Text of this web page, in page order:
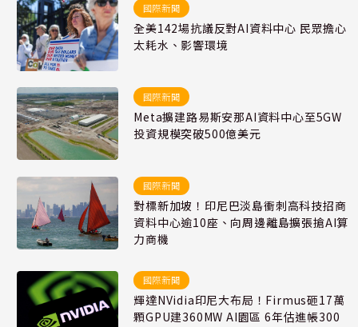
國際新聞
全美142場抗議反對AI資料中心 民眾擔心
太耗水、影響環境
國際新聞
Meta擴建路易斯安那AI資料中心至5GW
投資規模突破500億美元
國際新聞
對標新加坡！印尼巴淡島衝刺高科技招商
資料中心逾10座、向周邊離島擴張搶AI算
力商機
國際新聞
輝達NVidia印尼大布局！Firmus砸17萬
顆GPU建360MW AI園區 6年估進帳300